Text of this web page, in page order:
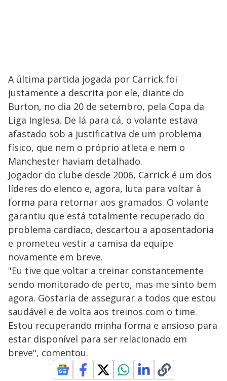
A última partida jogada por Carrick foi
justamente a descrita por ele, diante do
Burton, no dia 20 de setembro, pela Copa da
Liga Inglesa. De lá para cá, o volante estava
afastado sob a justificativa de um problema
físico, que nem o próprio atleta e nem o
Manchester haviam detalhado.
Jogador do clube desde 2006, Carrick é um dos
líderes do elenco e, agora, luta para voltar à
forma para retornar aos gramados. O volante
garantiu que está totalmente recuperado do
problema cardíaco, descartou a aposentadoria
e prometeu vestir a camisa da equipe
novamente em breve.
"Eu tive que voltar a treinar constantemente
sendo monitorado de perto, mas me sinto bem
agora. Gostaria de assegurar a todos que estou
saudável e de volta aos treinos com o time.
Estou recuperando minha forma e ansioso para
estar disponível para ser relacionado em
breve", comentou.